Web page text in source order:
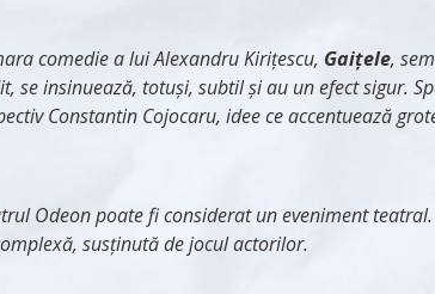
comedie a lui Alexandru Kirițescu, Gaițele,
se insinuează, totuși, subtil și au un efect sigur.
Constantin Cojocaru, idee ce accentuează
Odeon poate fi considerat un eveniment
susținută de jocul actorilor.